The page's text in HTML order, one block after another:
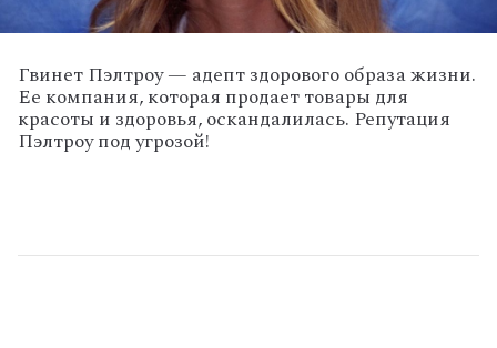
Гвинет Пэлтроу — адепт здорового образа жизни.
Ее компания, которая продает товары для
красоты и здоровья, оскандалилась. Репутация
Пэлтроу под угрозой!